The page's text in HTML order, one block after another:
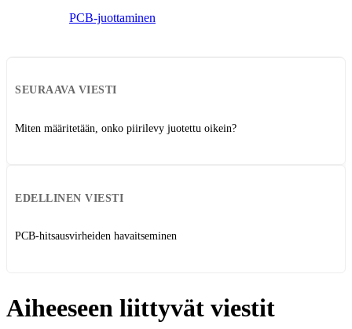
PCB-juottaminen
EDELLINEN VIESTI
PCB-hitsausvirheiden havaitseminen
SEURAAVA VIESTI
Miten määritetään, onko piirilevy juotettu oikein?
Aiheeseen liittyvät viestit